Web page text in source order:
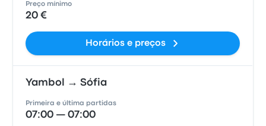
Preço mínimo
20 €
Horários e preços
Yambol → Sófia
Primeira e última partidas
07:00 — 07:00